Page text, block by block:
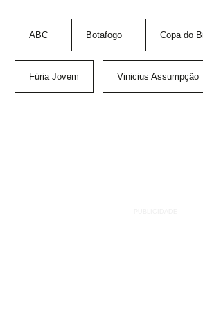
ABC Botafogo Copa do
Fúria Jovem Vinicius Assumpção